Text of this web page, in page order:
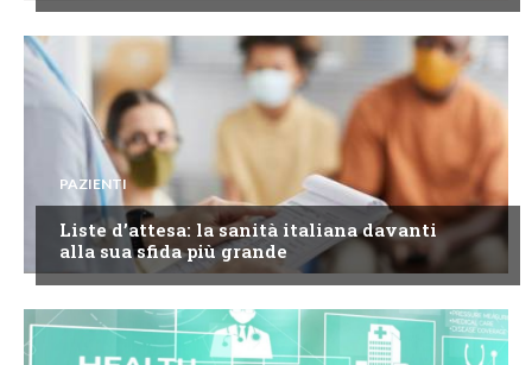
PAZIENTI
Liste d’attesa: la sanità italiana davanti
alla sua sfida più grande